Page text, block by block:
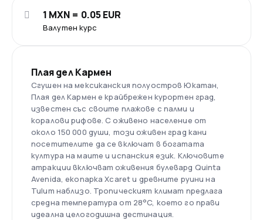
Валутен курс
1 MXN = 0.05 EUR
Плая дел Кармен
Сгушен на мексиканския полуостров Юкатан,
Плая дел Кармен е крайбрежен курортен град,
известен със своите плажове с палми и
коралови рифове. С оживено население от
около 150 000 души, този оживен град кани
посетителите да се включат в богатата
култура на маите и испанския език. Ключовите
атракции включват оживения булевард Quinta
Avenida, екопарка Xcaret и древните руини на
Tulum наблизо. Тропическият климат предлага
средна температура от 28°C, което го прави
идеална целогодишна дестинация.